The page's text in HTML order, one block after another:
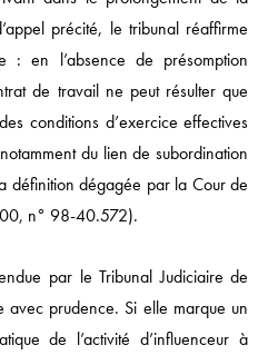
précité, le tribunal réaffirme
: en l’absence de présomption
de travail ne peut résulter que
conditions d’exercice effectives
du lien de subordination
définition dégagée par la Cour de
n° 98-40.572).
par le Tribunal Judiciaire de
avec prudence. Si elle marque un
de l’activité d’influenceur à